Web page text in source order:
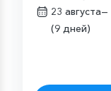
23 августа—
(9 дней)